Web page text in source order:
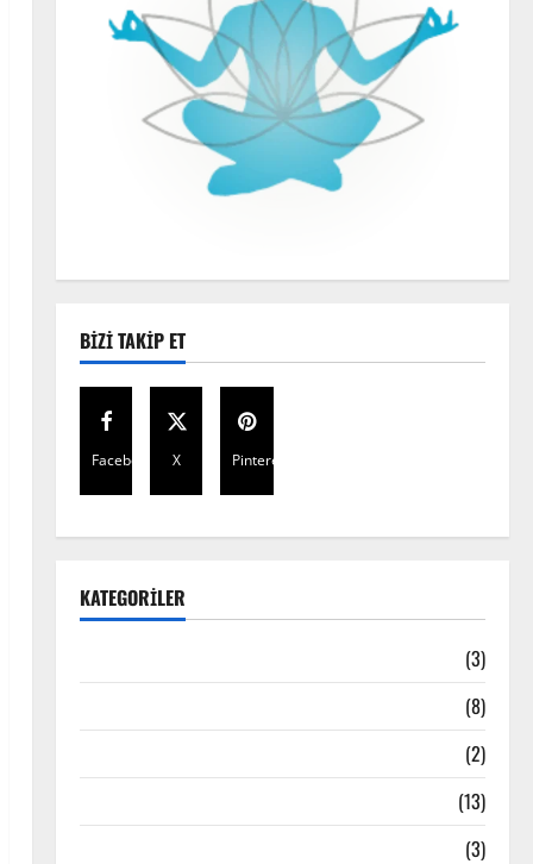
BIZI TAKIP ET
Facebook X Pinterest
KATEGORILER
(3)
(8)
(2)
(13)
(3)